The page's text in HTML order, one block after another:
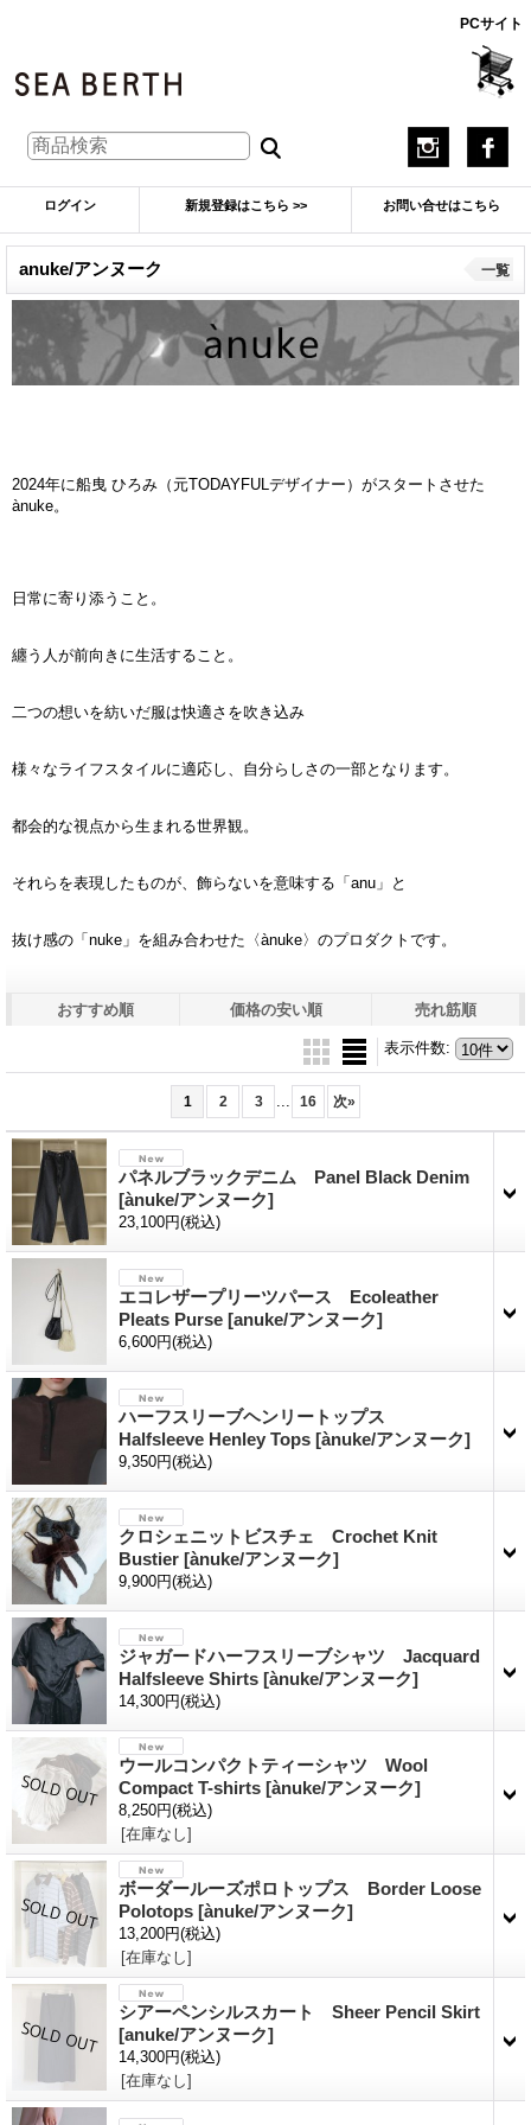
PCサイト
ログイン 新規登録はこちら >> お問い合せはこちら
anuke/アンヌーク
2024年に船曳 ひろみ（元TODAYFULデザイナー）がスタートさせた
ànuke。
日常に寄り添うこと。
纏う人が前向きに生活すること。
二つの想いを紡いだ服は快適さを吹き込み
様々なライフスタイルに適応し、自分らしさの一部となります。
都会的な視点から生まれる世界観。
それらを表現したものが、飾らないを意味する「anu」と
抜け感の「nuke」を組み合わせた〈ànuke〉のプロダクトです。
一覧
おすすめ順 価格の安い順 売れ筋順
表示件数:
1 2 3 ... 16 次»
パネルブラックデニム Panel Black Denim
[ànuke/アンヌーク]
23,100円(税込)
エコレザープリーツパース Ecoleather
Pleats Purse [anuke/アンヌーク]
6,600円(税込)
ハーフスリーブヘンリートップス
Halfsleeve Henley Tops [ànuke/アンヌーク]
9,350円(税込)
クロシェニットビスチェ Crochet Knit
Bustier [ànuke/アンヌーク]
9,900円(税込)
ジャガードハーフスリーブシャツ Jacquard
Halfsleeve Shirts [ànuke/アンヌーク]
14,300円(税込)
ウールコンパクトティーシャツ Wool
Compact T-shirts [ànuke/アンヌーク]
8,250円(税込)
[在庫なし]
ボーダールーズポロトップス Border Loose
Polotops [ànuke/アンヌーク]
13,200円(税込)
[在庫なし]
シアーペンシルスカート Sheer Pencil Skirt
[anuke/アンヌーク]
14,300円(税込)
[在庫なし]